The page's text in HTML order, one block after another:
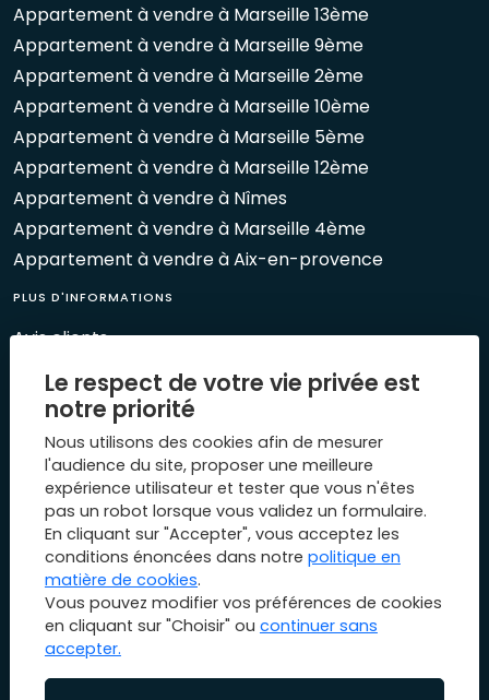
Le respect de votre vie privée est
notre priorité
Nous utilisons des cookies afin de mesurer
l'audience du site, proposer une meilleure
expérience utilisateur et tester que vous n'êtes
pas un robot lorsque vous validez un formulaire.
En cliquant sur "Accepter", vous acceptez les
conditions énoncées dans notre politique en
matière de cookies.
Vous pouvez modifier vos préférences de cookies
en cliquant sur "Choisir" ou continuer sans
accepter.
Appartement à vendre à Marseille 13ème
Appartement à vendre à Marseille 9ème
Appartement à vendre à Marseille 2ème
Appartement à vendre à Marseille 10ème
Appartement à vendre à Marseille 5ème
Appartement à vendre à Marseille 12ème
Appartement à vendre à Nîmes
Appartement à vendre à Marseille 4ème
Appartement à vendre à Aix-en-provence
PLUS D'INFORMATIONS
Avis clients
Le Mag 1894
Nos évènements
Biens vendus
Plan du site
Mentions légales
Nous contacter
© Copyright 2026 1894 immobilier. All rights reserved.